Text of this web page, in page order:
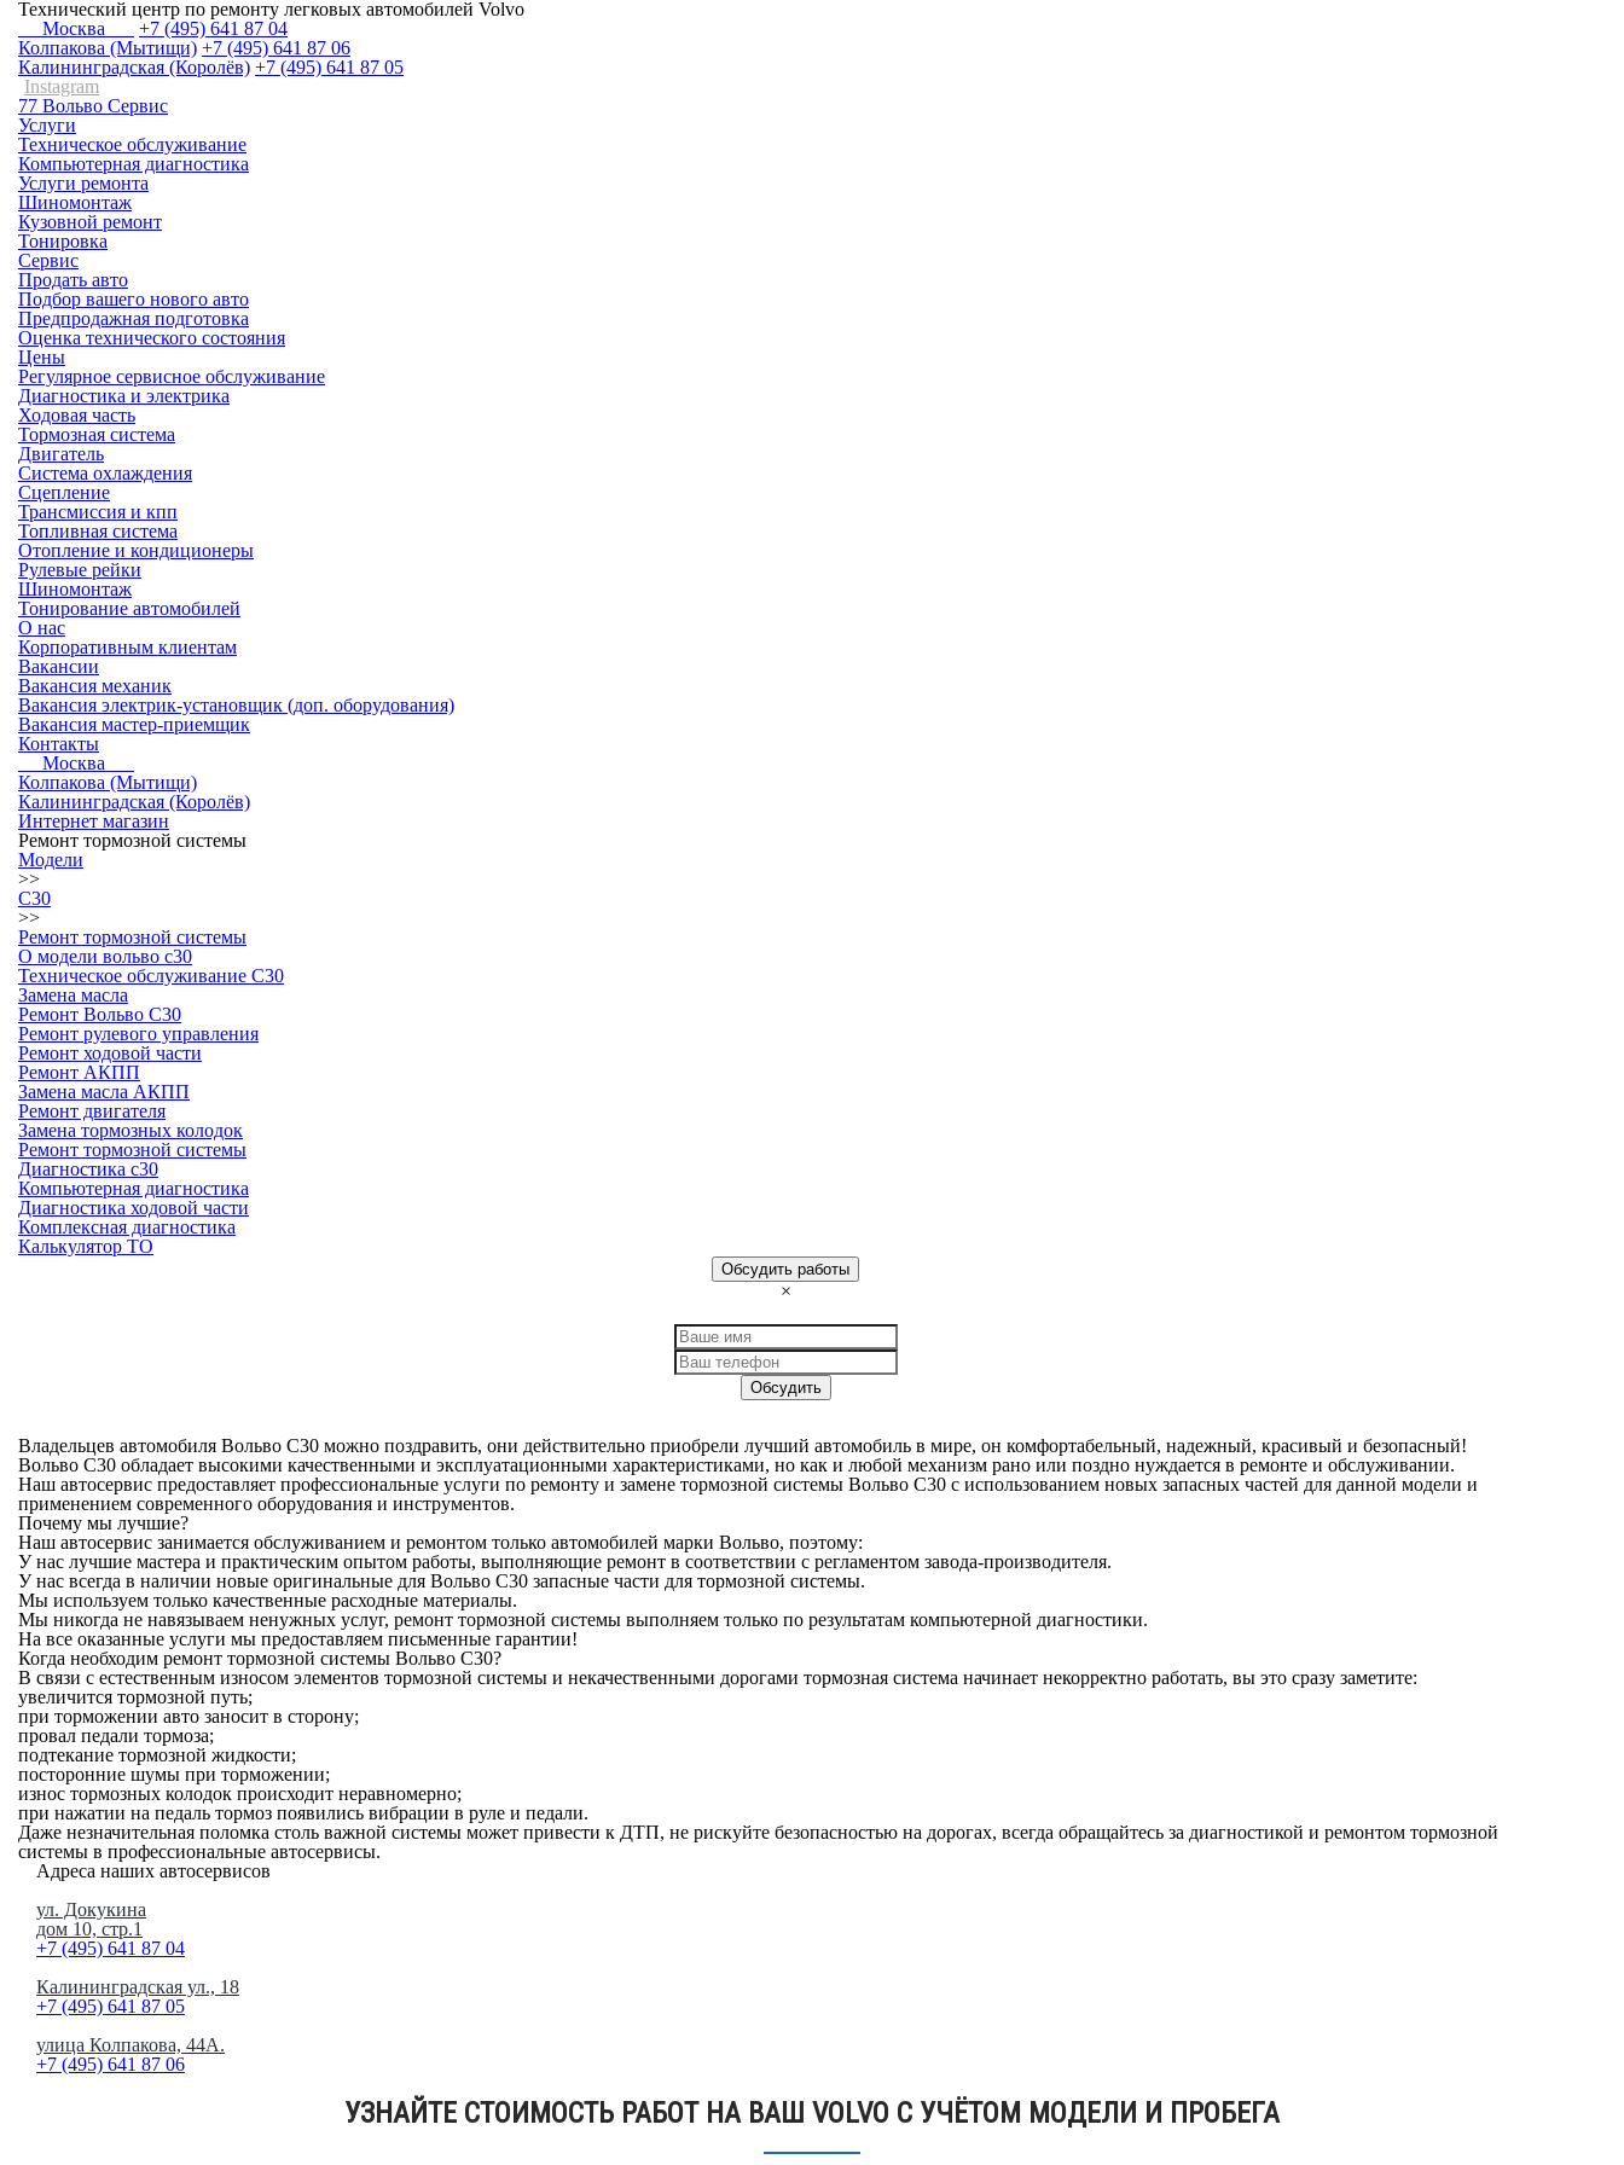
Технический центр по ремонту легковых автомобилей Volvo
Москва
+7 (495) 641 87 04
Колпакова (Мытищи) +7 (495) 641 87 06
Калининградская (Королёв) +7 (495) 641 87 05
Instagram
77 Вольво Сервис
Услуги
Техническое обслуживание
Компьютерная диагностика
Услуги ремонта
Шиномонтаж
Кузовной ремонт
Тонировка
Сервис
Продать авто
Подбор вашего нового авто
Предпродажная подготовка
Оценка технического состояния
Цены
Регулярное сервисное обслуживание
Диагностика и электрика
Ходовая часть
Тормозная система
Двигатель
Система охлаждения
Сцепление
Трансмиссия и кпп
Топливная система
Отопление и кондиционеры
Рулевые рейки
Шиномонтаж
Тонирование автомобилей
О нас
Корпоративным клиентам
Вакансии
Вакансия механик
Вакансия электрик-установщик (доп. оборудования)
Вакансия мастер-приемщик
Контакты
Москва
Колпакова (Мытищи)
Калининградская (Королёв)
Интернет магазин
Ремонт тормозной системы
Модели
>>
C30
>>
Ремонт тормозной системы
О модели вольво c30
Техническое обслуживание C30
Замена масла
Ремонт Вольво С30
Ремонт рулевого управления
Ремонт ходовой части
Ремонт АКПП
Замена масла АКПП
Ремонт двигателя
Замена тормозных колодок
Ремонт тормозной системы
Диагностика c30
Компьютерная диагностика
Диагностика ходовой части
Комплексная диагностика
Калькулятор ТО
Обсудить работы
×
Обсудить
Владельцев автомобиля Вольво С30 можно поздравить, они действительно приобрели лучший автомобиль в мире, он комфортабельный, надежный, красивый и безопасный!
Вольво С30 обладает высокими качественными и эксплуатационными характеристиками, но как и любой механизм рано или поздно нуждается в ремонте и обслуживании.
Наш автосервис предоставляет профессиональные услуги по ремонту и замене тормозной системы Вольво С30 с использованием новых запасных частей для данной модели и
применением современного оборудования и инструментов.
Почему мы лучшие?
Наш автосервис занимается обслуживанием и ремонтом только автомобилей марки Вольво, поэтому:
У нас лучшие мастера и практическим опытом работы, выполняющие ремонт в соответствии с регламентом завода-производителя.
У нас всегда в наличии новые оригинальные для Вольво С30 запасные части для тормозной системы.
Мы используем только качественные расходные материалы.
Мы никогда не навязываем ненужных услуг, ремонт тормозной системы выполняем только по результатам компьютерной диагностики.
На все оказанные услуги мы предоставляем письменные гарантии!
Когда необходим ремонт тормозной системы Вольво С30?
В связи с естественным износом элементов тормозной системы и некачественными дорогами тормозная система начинает некорректно работать, вы это сразу заметите:
увеличится тормозной путь;
при торможении авто заносит в сторону;
провал педали тормоза;
подтекание тормозной жидкости;
посторонние шумы при торможении;
износ тормозных колодок происходит неравномерно;
при нажатии на педаль тормоз появились вибрации в руле и педали.
Даже незначительная поломка столь важной системы может привести к ДТП, не рискуйте безопасностью на дорогах, всегда обращайтесь за диагностикой и ремонтом тормозной
системы в профессиональные автосервисы.
Адреса наших автосервисов
ул. Докукина
дом 10, стр.1
+7 (495) 641 87 04
Калининградская ул., 18
+7 (495) 641 87 05
улица Колпакова, 44A.
+7 (495) 641 87 06
УЗНАЙТЕ СТОИМОСТЬ РАБОТ НА ВАШ VOLVO С УЧЁТОМ МОДЕЛИ И ПРОБЕГА